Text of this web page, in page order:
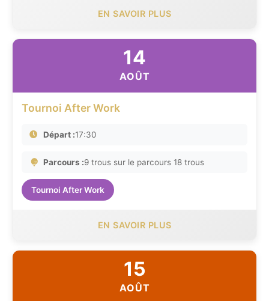
EN SAVOIR PLUS
14
AOÛT
Tournoi After Work
Départ :17:30
Parcours :9 trous sur le parcours 18 trous
Tournoi After Work
EN SAVOIR PLUS
15
AOÛT